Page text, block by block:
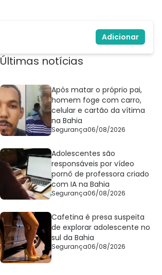
Adicionar
Últimas notícias
Após matar o próprio pai,
homem foge com carro,
celular e cartão da vítima
na Bahia
Segurança06/08/2026
Adolescentes são
responsáveis por vídeo
pornô de professora criado
com IA na Bahia
Segurança06/08/2026
Cafetina é presa suspeita
de explorar adolescente no
sul da Bahia
Segurança06/08/2026